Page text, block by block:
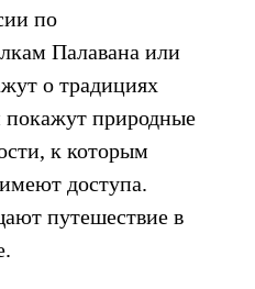
по
Палавана или
о традициях
покажут природные
к которым
доступа.
путешествие в